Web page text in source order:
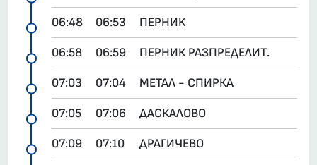
06:48 06:53 ПЕРНИК
06:58 06:59 ПЕРНИК РАЗПРЕДЕЛИТ.
07:03 07:04 МЕТАЛ - СПИРКА
07:05 07:06 ДАСКАЛОВО
07:09 07:10 ДРАГИЧЕВО